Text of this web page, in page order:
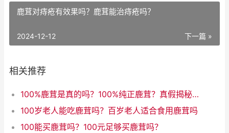
鹿茸对痔疮有效果吗？鹿茸能治痔疮吗？
下一篇 »
2024-12-12
相关推荐
100%鹿茸是真的吗？100%纯正鹿茸？真假揭秘！
100岁老人能吃鹿茸吗？百岁老人适合食用鹿茸吗
100能买鹿茸吗？100元足够买鹿茸吗？